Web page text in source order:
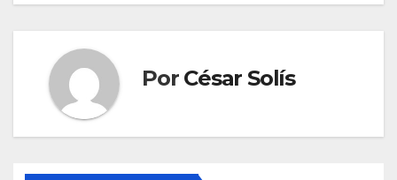
Por César Solís